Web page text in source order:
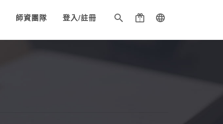
師資團隊 登入/註冊